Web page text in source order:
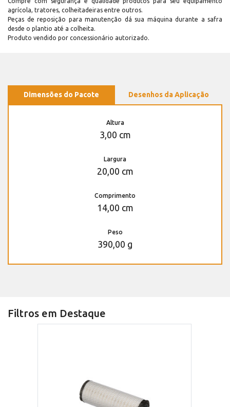
agrícola, tratores, colheitadeiras entre outros.
Peças de reposição para manutenção dá sua máquina durante a safra
desde o plantio até a colheita.
Produto vendido por concessionário autorizado.
Dimensões do Pacote Desenhos da Aplicação
Altura
3,00 cm
Largura
20,00 cm
Comprimento
14,00 cm
Peso
390,00 g
Filtros em Destaque